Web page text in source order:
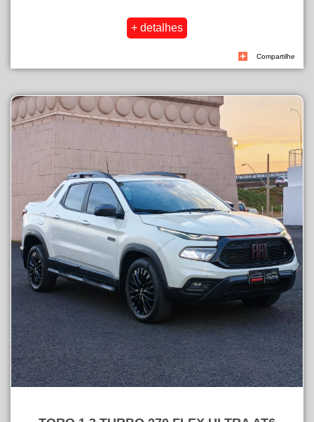
Compartilhe